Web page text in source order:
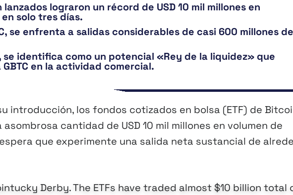
lograron un récord de USD 10 mil millones en
solo tres días.
se enfrenta a salidas considerables de casi 600 millones de
se identifica como un potencial «Rey de la liquidez» que
en la actividad comercial.
introducción, los fondos cotizados en bolsa (ETF) de
cantidad de USD 10 mil millones en volumen de
que experimente una salida neta sustancial de
Derby. The ETFs have traded almost $10 billion total